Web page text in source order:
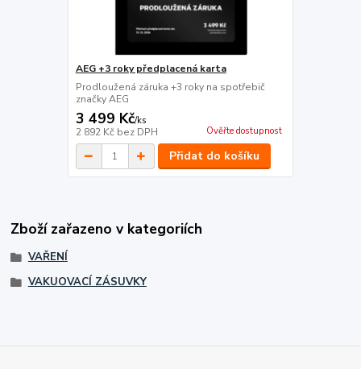
AEG +3 roky předplacená karta
Prodloužená záruka +3 roky na spotřebič
značky AEG
3 499 Kč/ks
2 892 Kč bez DPH Ověřte dostupnost
Přidat do košíku
Zboží zařazeno v kategoriích
VAŘENÍ
VAKUOVACÍ ZÁSUVKY